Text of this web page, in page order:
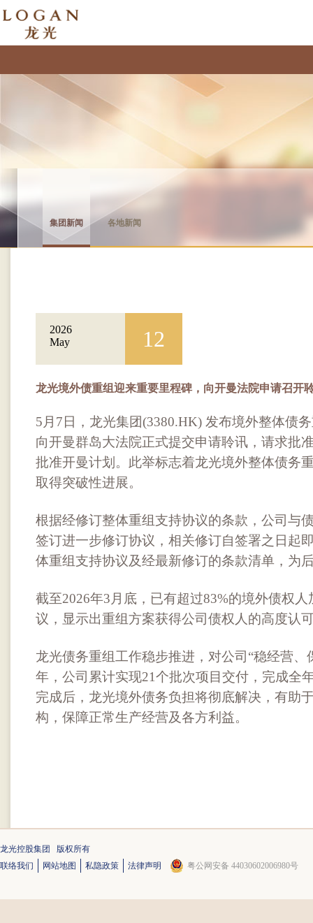
集团新闻 各地新闻
2026
May
12
龙光境外债重组迎来重要里程碑，向开曼法院申请召开
5月7日，龙光集团(3380.HK) 发布境外整体债
向开曼群岛大法院正式提交申请聆讯，请求批
批准开曼计划。此举标志着龙光境外整体债务
取得突破性进展。
根据经修订整体重组支持协议的条款，公司与
签订进一步修订协议，相关修订自签署之日起
体重组支持协议及经最新修订的条款清单，为
截至2026年3月底，已有超过83%的境外债权
议，显示出重组方案获得公司债权人的高度认
龙光债务重组工作稳步推进，对公司“稳经营、
年，公司累计实现21个批次项目交付，完成全
完成后，龙光境外债务负担将彻底解决，有助
构，保障正常生产经营及各方利益。
龙光控股集团 版权所有
联络我们
网站地图 私隐政策 法律声明 粤公网安备 44030602006980号